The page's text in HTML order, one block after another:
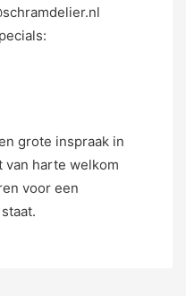
grote inspraak in
van harte welkom
voor een